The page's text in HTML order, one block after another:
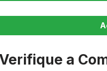
a